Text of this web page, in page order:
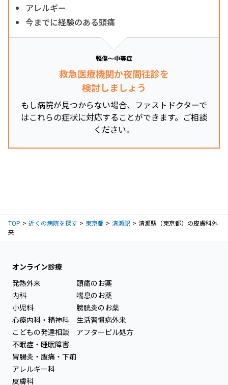
アレルギー
今までに経験のある頭痛
軽傷～中等症
救急医療機関か夜間往診を
検討しましょう
もし病院が見つからない場合、ファストドクターで
はこれらの症状に対応することができます。ご相談
ください。
TOP 近くの病院を探す 東京都 清瀬駅
清瀬駅（東京都）の皮膚科外
来
オンライン診療
発熱外来
内科
小児科
心療内科・精神科
こどもの発達相談
不眠症・睡眠障害
胃腸炎・腹痛・下痢
アレルギー科
皮膚科
頭痛のお薬
喘息のお薬
膀胱炎のお薬
生活習慣病外来
アフターピル処方